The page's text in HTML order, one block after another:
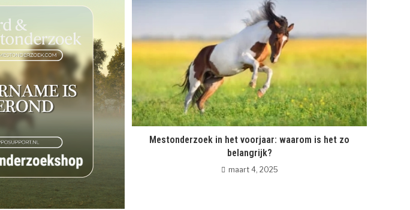
Mestonderzoek in het voorjaar: waarom is het zo
belangrijk?
maart 4, 2025